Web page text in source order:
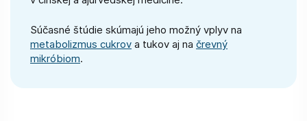
Súčasné štúdie skúmajú jeho možný vplyv na
metabolizmus cukrov a tukov aj na črevný
mikróbiom.